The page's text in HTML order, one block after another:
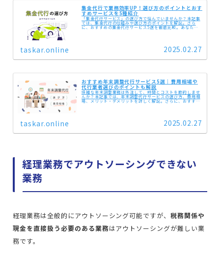
集金代行で業務効率UP！選び方のポイントとおす
すめサービスを5種紹介
「集金代行サービス」の選び方で悩んでいませんか？本記事
では、集金代行の仕組みや選び方のポイントを解説。さら
に、おすすめの集金代行サービス5選を徹底比較。あなたの
taskar.online 2025.02.27
おすすめ年末調整代行サービス5選｜費用相場や
代行業者選びのポイントも解説
煩雑な年末調整業務は外注して、時間とコストを節約しませ
んか？本記事では、年末調整代行サービスの選び方、費用相
場、メリット・デメリットを詳しく解説。さらに、おすすめ
taskar.online 2025.02.27
経理業務でアウトソーシングできない
業務
経理業務は全般的にアウトソーシング可能ですが、税務関係や
現金を直接扱う必要のある業務はアウトソーシングが難しい業
務です。